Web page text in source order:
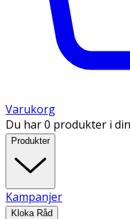
Varukorg
Du har 0 produkter i
Produkter
Kampanjer
Kloka Råd